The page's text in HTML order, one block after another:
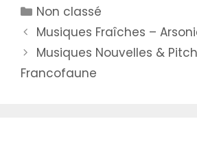
Catégories
Non classé
Musiques Fraîches –
Musiques Nouvelles &
Francofaune